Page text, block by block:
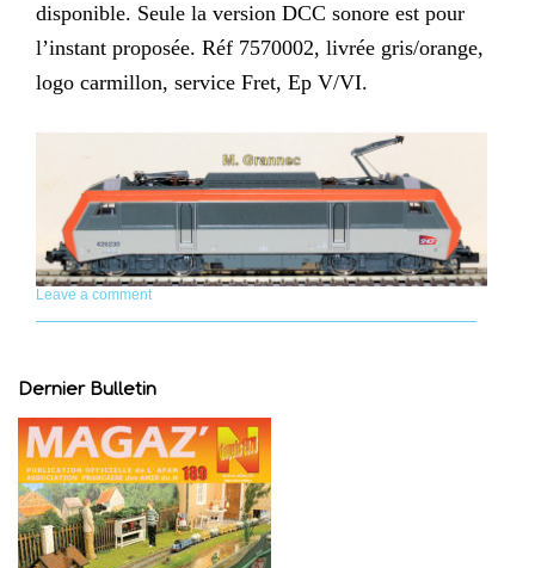
disponible. Seule la version DCC sonore est pour
l’instant proposée. Réf 7570002, livrée gris/orange,
logo carmillon, service Fret, Ep V/VI.
Leave a comment
Dernier Bulletin